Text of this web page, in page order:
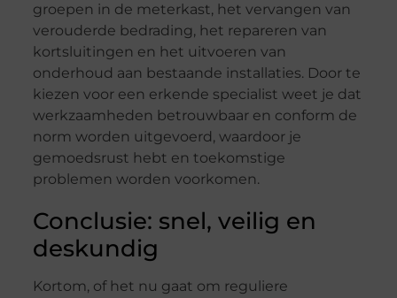
groepen in de meterkast, het vervangen van
verouderde bedrading, het repareren van
kortsluitingen en het uitvoeren van
onderhoud aan bestaande installaties. Door te
kiezen voor een erkende specialist weet je dat
werkzaamheden betrouwbaar en conform de
norm worden uitgevoerd, waardoor je
gemoedsrust hebt en toekomstige
problemen worden voorkomen.
Conclusie: snel, veilig en
deskundig
Kortom, of het nu gaat om reguliere